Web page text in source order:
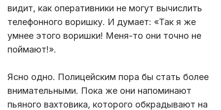
видит, как оперативники не могут вычислить
телефонного воришку. И думает: «Так я же
умнее этого воришки! Меня-то они точно не
поймают!».
Ясно одно. Полицейским пора бы стать более
внимательными. Пока же они напоминают
пьяного вахтовика, которого обкрадывают на